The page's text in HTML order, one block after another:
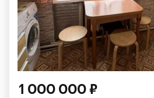
1 000 000 ₽